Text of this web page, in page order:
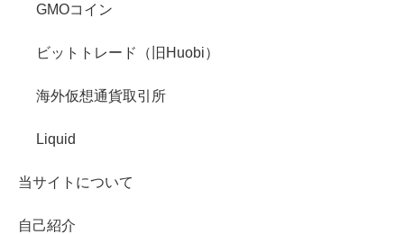
GMOコイン
ビットトレード（旧Huobi）
海外仮想通貨取引所
Liquid
当サイトについて
自己紹介